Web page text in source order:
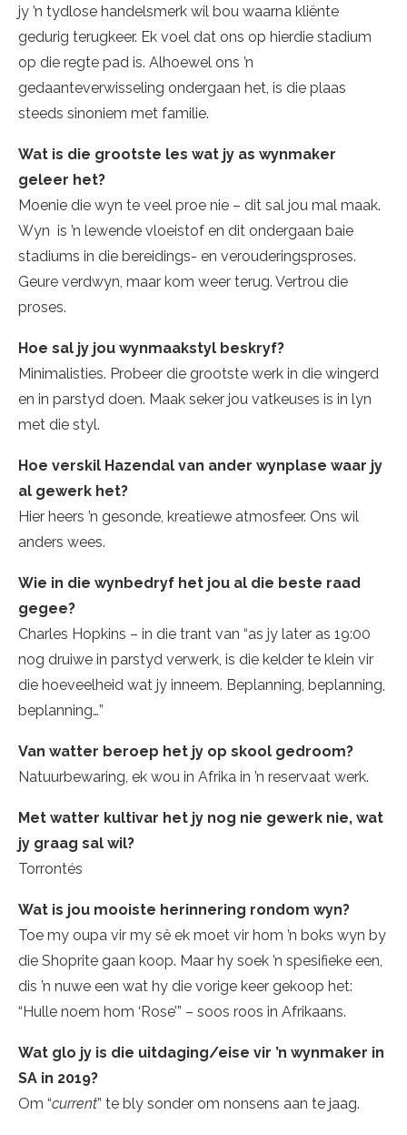
jy ’n tydlose handelsmerk wil bou waarna kliënte
gedurig terugkeer. Ek voel dat ons op hierdie stadium
op die regte pad is. Alhoewel ons ’n
gedaanteverwisseling ondergaan het, is die plaas
steeds sinoniem met familie.
Wat is die grootste les wat jy as wynmaker
geleer het?
Moenie die wyn te veel proe nie – dit sal jou mal maak.
Wyn is ’n lewende vloeistof en dit ondergaan baie
stadiums in die bereidings- en verouderingsproses.
Geure verdwyn, maar kom weer terug. Vertrou die
proses.
Hoe sal jy jou wynmaakstyl beskryf?
Minimalisties. Probeer die grootste werk in die wingerd
en in parstyd doen. Maak seker jou vatkeuses is in lyn
met die styl.
Hoe verskil Hazendal van ander wynplase waar jy
al gewerk het?
Hier heers ’n gesonde, kreatiewe atmosfeer. Ons wil
anders wees.
Wie in die wynbedryf het jou al die beste raad
gegee?
Charles Hopkins – in die trant van “as jy later as 19:00
nog druiwe in parstyd verwerk, is die kelder te klein vir
die hoeveelheid wat jy inneem. Beplanning, beplanning,
beplanning…”
Van watter beroep het jy op skool gedroom?
Natuurbewaring, ek wou in Afrika in ’n reservaat werk.
Met watter kultivar het jy nog nie gewerk nie, wat
jy graag sal wil?
Torrontés
Wat is jou mooiste herinnering rondom wyn?
Toe my oupa vir my sê ek moet vir hom ’n boks wyn by
die Shoprite gaan koop. Maar hy soek ’n spesifieke een,
dis ’n nuwe een wat hy die vorige keer gekoop het:
“Hulle noem hom ‘Rose’” – soos roos in Afrikaans.
Wat glo jy is die uitdaging/eise vir ’n wynmaker in
SA in 2019?
Om “current” te bly sonder om nonsens aan te jaag.